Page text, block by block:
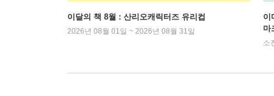
이달의 책 8월 : 산리오캐릭터즈 유리컵
2026년 08월 01일 ~ 2026년 08월 31일
이
마
소